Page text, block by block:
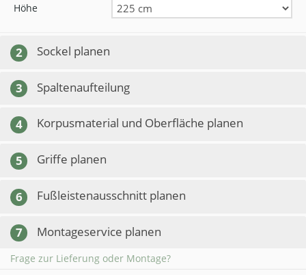
Höhe
2 Sockel planen
3 Spaltenaufteilung
4 Korpusmaterial und Oberfläche planen
5 Griffe planen
6 Fußleistenausschnitt planen
7 Montageservice planen
Frage zur Lieferung oder Montage?